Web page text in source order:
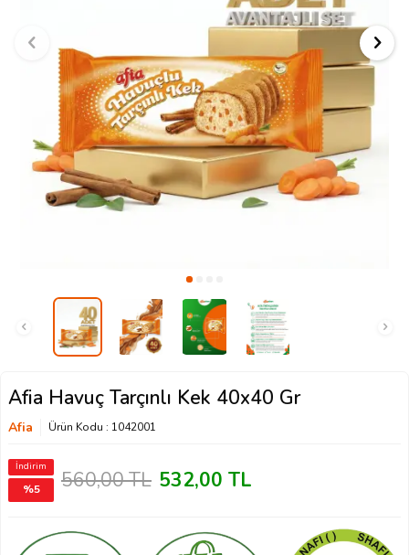
Afia Havuç Tarçınlı Kek 40x40 Gr
Afia Ürün Kodu : 1042001
İndirim
%5 560,00TL 532,00 TL